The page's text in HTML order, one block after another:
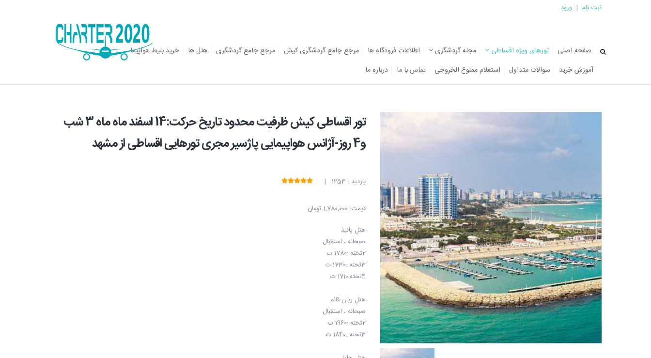
ثبت نام | ورود
صفحه اصلی تورهای ویژه اقساطی مجله گردشگری اطلاعات فرودگاه ها مرجع جامع گردشگری کیش مرجع جامع گردشگری هتل ها
خرید بلیط هواپیما
آموزش خرید
سوالات متداول استعلام ممنوع الخروجی تماس با ما درباره ما
تور اقساطی کیش ظرفیت محدود تاریخ حرکت:14 اسفند ماه ماه 3 شب
و4 روز-آژانس هواپیمایی پاژسیر مجری تورهایی اقساطی از مشهد
بازدید : 1253 |
قیمت: 1,780,000 تومان
هتل پانیذ
صبحانه ، استقبال
2تخته :1780 ت
3تخته :1730 ت
4تخته:1710 ت
هتل ریان قائم
صبحانه ، استقبال
2تخته :1960 ت
3تخته :1840 ت